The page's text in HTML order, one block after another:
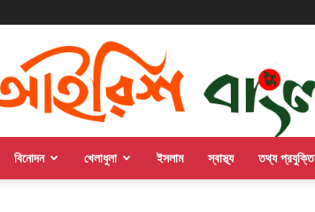
বিনোদন খেলাধুলা ইসলাম স্বাস্থ্য তথ্য প্রযুক্তি